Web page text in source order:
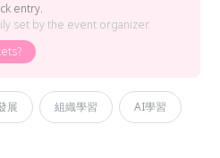
entry.
set by the event organizer.
展 組織學習 AI學習